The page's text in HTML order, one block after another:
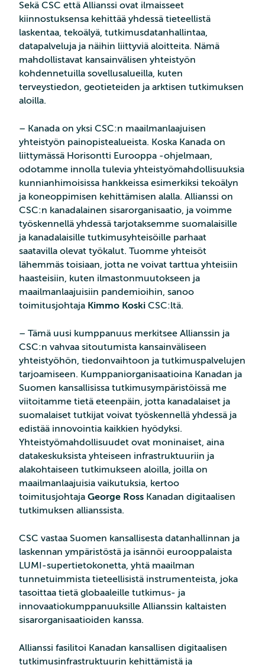
Sekä CSC että Allianssi ovat ilmaisseet
kiinnostuksensa kehittää yhdessä tieteellistä
laskentaa, tekoälyä, tutkimusdatanhallintaa,
datapalveluja ja näihin liittyviä aloitteita. Nämä
mahdollistavat kansainvälisen yhteistyön
kohdennetuilla sovellusalueilla, kuten
terveystiedon, geotieteiden ja arktisen tutkimuksen
aloilla.
– Kanada on yksi CSC:n maailmanlaajuisen
yhteistyön painopistealueista. Koska Kanada on
liittymässä Horisontti Eurooppa -ohjelmaan,
odotamme innolla tulevia yhteistyömahdollisuuksia
kunnianhimoisissa hankkeissa esimerkiksi tekoälyn
ja koneoppimisen kehittämisen alalla. Allianssi on
CSC:n kanadalainen sisarorganisaatio, ja voimme
työskennellä yhdessä tarjotaksemme suomalaisille
ja kanadalaisille tutkimusyhteisöille parhaat
saatavilla olevat työkalut. Tuomme yhteisöt
lähemmäs toisiaan, jotta ne voivat tarttua yhteisiin
haasteisiin, kuten ilmastonmuutokseen ja
maailmanlaajuisiin pandemioihin, sanoo
toimitusjohtaja Kimmo Koski CSC:ltä.
– Tämä uusi kumppanuus merkitsee Allianssin ja
CSC:n vahvaa sitoutumista kansainväliseen
yhteistyöhön, tiedonvaihtoon ja tutkimuspalvelujen
tarjoamiseen. Kumppaniorganisaatioina Kanadan ja
Suomen kansallisissa tutkimusympäristöissä me
viitoitamme tietä eteenpäin, jotta kanadalaiset ja
suomalaiset tutkijat voivat työskennellä yhdessä ja
edistää innovointia kaikkien hyödyksi.
Yhteistyömahdollisuudet ovat moninaiset, aina
datakeskuksista yhteiseen infrastruktuuriin ja
alakohtaiseen tutkimukseen aloilla, joilla on
maailmanlaajuisia vaikutuksia, kertoo
toimitusjohtaja George Ross Kanadan digitaalisen
tutkimuksen allianssista.
CSC vastaa Suomen kansallisesta datanhallinnan ja
laskennan ympäristöstä ja isännöi eurooppalaista
LUMI-supertietokonetta, yhtä maailman
tunnetuimmista tieteellisistä instrumenteista, joka
tasoittaa tietä globaaleille tutkimus- ja
innovaatiokumppanuuksille Allianssin kaltaisten
sisarorganisaatioiden kanssa.
Allianssi fasilitoi Kanadan kansallisen digitaalisen
tutkimusinfrastruktuurin kehittämistä ja